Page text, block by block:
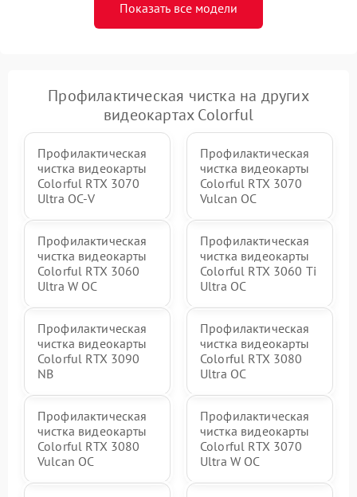
Показать все модели
Профилактическая чистка на других
видеокартах Colorful
Профилактическая
чистка видеокарты
Colorful RTX 3070
Ultra OC-V
Профилактическая
чистка видеокарты
Colorful RTX 3070
Vulcan OC
Профилактическая
чистка видеокарты
Colorful RTX 3060
Ultra W OC
Профилактическая
чистка видеокарты
Colorful RTX 3060 Ti
Ultra OC
Профилактическая
чистка видеокарты
Colorful RTX 3090
NB
Профилактическая
чистка видеокарты
Colorful RTX 3080
Ultra OC
Профилактическая
чистка видеокарты
Colorful RTX 3080
Vulcan OC
Профилактическая
чистка видеокарты
Colorful RTX 3070
Ultra W OC